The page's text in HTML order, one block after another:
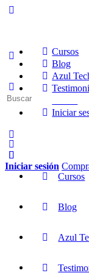
Cursos
Blog
Azul
Iniciar
Iniciar sesión
Buscar:
Cursos
Blog
Azul